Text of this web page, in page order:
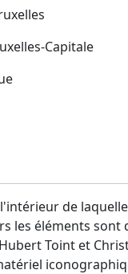
Capitale
de
les éléments
Toint et